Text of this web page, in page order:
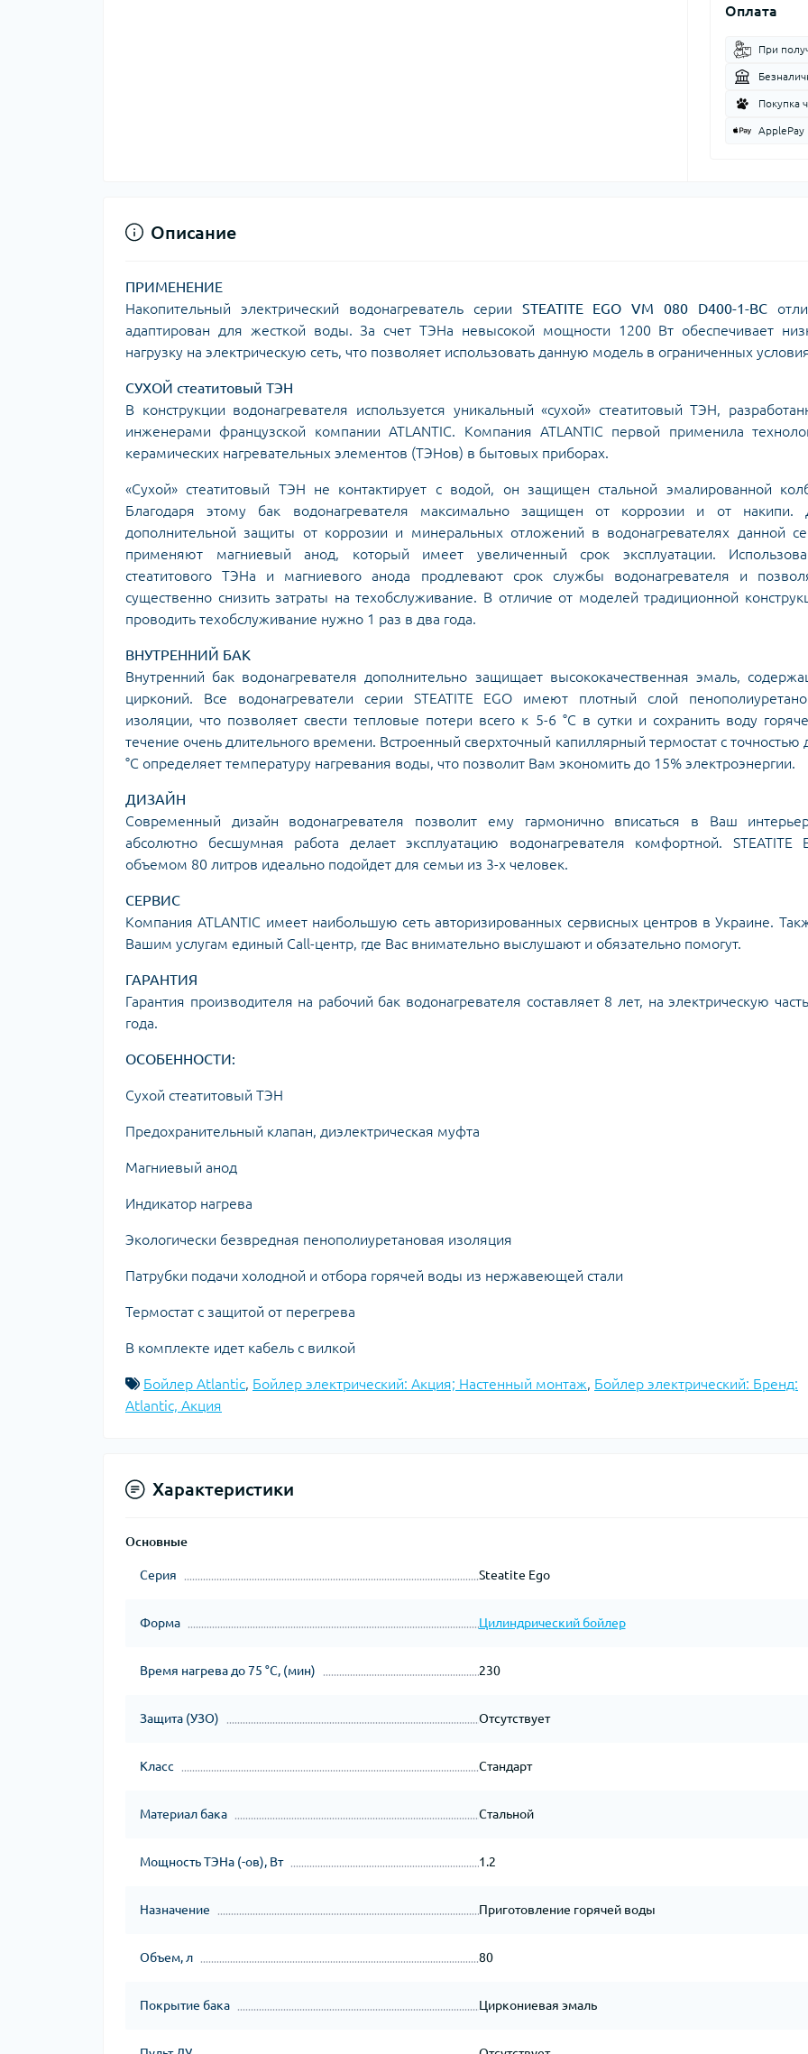
Оплата
При
Покупка
ApplePay
Описание
ПРИМЕНЕНИЕ
Накопительный электрический водонагреватель серии STEATITE EGO VM 080 D400-1-BC
адаптирован для жесткой воды. За счет ТЭНа невысокой мощности 1200 Вт обеспечивает
нагрузку на электрическую сеть, что позволяет использовать данную модель в ограниченных
СУХОЙ стеатитовый ТЭН
В конструкции водонагревателя используется уникальный «сухой» стеатитовый ТЭН,
инженерами французской компании ATLANTIC. Компания ATLANTIC первой применила
керамических нагревательных элементов (ТЭНов) в бытовых приборах.
«Сухой» стеатитовый ТЭН не контактирует с водой, он защищен стальной эмалированной
Благодаря этому бак водонагревателя максимально защищен от коррозии и от накипи.
дополнительной защиты от коррозии и минеральных отложений в водонагревателях данной
применяют магниевый анод, который имеет увеличенный срок эксплуатации.
стеатитового ТЭНа и магниевого анода продлевают срок службы водонагревателя и
существенно снизить затраты на техобслуживание. В отличие от моделей традиционной
проводить техобслуживание нужно 1 раз в два года.
ВНУТРЕННИЙ БАК
Внутренний бак водонагревателя дополнительно защищает высококачественная эмаль,
цирконий. Все водонагреватели серии STEATITE EGO имеют плотный слой
изоляции, что позволяет свести тепловые потери всего к 5-6 °C в сутки и сохранить воду
течение очень длительного времени. Встроенный сверхточный капиллярный термостат с точностью
°C определяет температуру нагревания воды, что позволит Вам экономить до 15% электроэнергии.
ДИЗАЙН
Современный дизайн водонагревателя позволит ему гармонично вписаться в Ваш
абсолютно бесшумная работа делает эксплуатацию водонагревателя комфортной. STEATITE
объемом 80 литров идеально подойдет для семьи из 3-х человек.
СЕРВИС
Компания ATLANTIC имеет наибольшую сеть авторизированных сервисных центров в Украине.
Вашим услугам единый Call-центр, где Вас внимательно выслушают и обязательно помогут.
ГАРАНТИЯ
Гарантия производителя на рабочий бак водонагревателя составляет 8 лет, на электрическую
года.
ОСОБЕННОСТИ:
Сухой стеатитовый ТЭН
Предохранительный клапан, диэлектрическая муфта
Магниевый анод
Индикатор нагрева
Экологически безвредная пенополиуретановая изоляция
Патрубки подачи холодной и отбора горячей воды из нержавеющей стали
Термостат c защитой от перегрева
В комплекте идет кабель c вилкой
Бойлер Atlantic Бойлер электрический: Акция; Настенный монтаж Бойлер электрический: Бренд:
Atlantic, Акция
Характеристики
Основные
Серия Steatite Ego
Форма Цилиндрический бойлер
Время нагрева до 75 °С, (мин) 230
Защита (УЗО) Отсутствует
Класс Стандарт
Материал бака Стальной
Мощность ТЭНа (-ов), Вт 1.2
Назначение Приготовление горячей воды
Объем, л 80
Покрытие бака Циркониевая эмаль